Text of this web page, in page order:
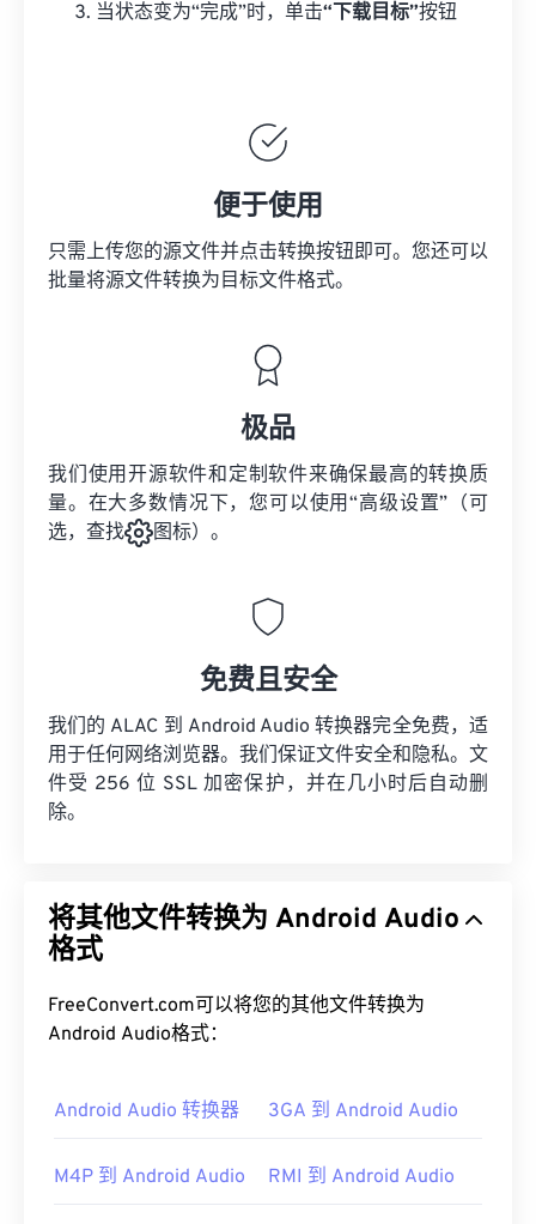
当状态变为“完成”时，单击“下载目标”按钮
便于使用
只需上传您的源文件并点击转换按钮即可。您还可以
批量将源文件转换为目标文件格式。
极品
我们使用开源软件和定制软件来确保最高的转换质
量。在大多数情况下，您可以使用“高级设置”（可
选，查找
图标）。
免费且安全
我们的 ALAC 到 Android Audio 转换器完全免费，适
用于任何网络浏览器。我们保证文件安全和隐私。文
件受 256 位 SSL 加密保护，并在几小时后自动删
除。
将其他文件转换为 Android Audio
格式
FreeConvert.com可以将您的其他文件转换为
Android Audio格式：
Android Audio 转换器 3GA 到 Android Audio
M4P 到 Android Audio RMI 到 Android Audio